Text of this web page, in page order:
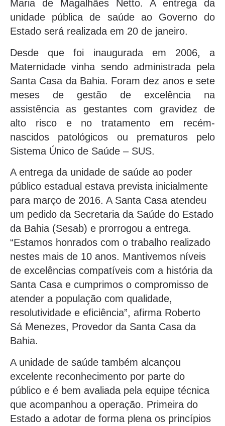
Maria de Magalhães Netto. A entrega da
unidade pública de saúde ao Governo do
Estado será realizada em 20 de janeiro.
Desde que foi inaugurada em 2006, a
Maternidade vinha sendo administrada pela
Santa Casa da Bahia. Foram dez anos e sete
meses de gestão de excelência na
assistência as gestantes com gravidez de
alto risco e no tratamento em recém-
nascidos patológicos ou prematuros pelo
Sistema Único de Saúde – SUS.
A entrega da unidade de saúde ao poder
público estadual estava prevista inicialmente
para março de 2016. A Santa Casa atendeu
um pedido da Secretaria da Saúde do Estado
da Bahia (Sesab) e prorrogou a entrega.
“Estamos honrados com o trabalho realizado
nestes mais de 10 anos. Mantivemos níveis
de excelências compatíveis com a história da
Santa Casa e cumprimos o compromisso de
atender a população com qualidade,
resolutividade e eficiência”, afirma Roberto
Sá Menezes, Provedor da Santa Casa da
Bahia.
A unidade de saúde também alcançou
excelente reconhecimento por parte do
público e é bem avaliada pela equipe técnica
que acompanhou a operação. Primeira do
Estado a adotar de forma plena os princípios